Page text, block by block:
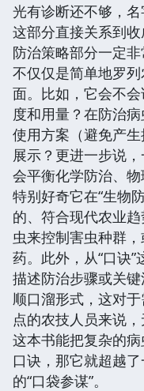
光有诊断还不够，名
这部分直接关系到
防治策略部分一定
不仅仅是简单地罗
面。比如，它会不
度和用量？在防治
使用方案（避免产
展示？更进一步说
会平衡化学防治、
特别好奇它在“生物
的、符合现代农业
虫来控制害虫种群
药。此外，从“口诀
描述防治步骤或关
顺口溜形式，这对
点的农技人员来说
这本书能把复杂的
口诀，那它就超越
的“口袋参谋”。